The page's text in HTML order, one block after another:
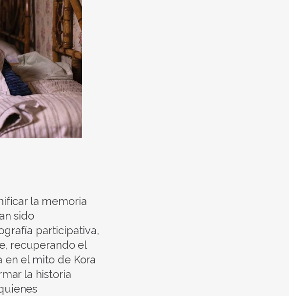
la memoria
sido
participativa,
recuperando el
en el mito de Kora
la historia